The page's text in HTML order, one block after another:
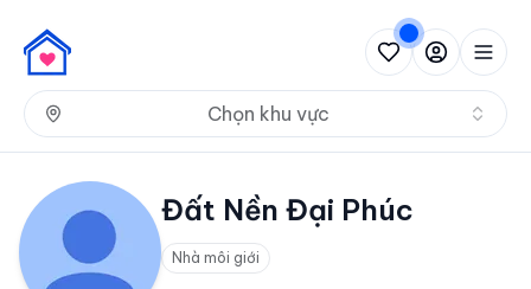
Chọn khu vực
Đất Nền Đại Phúc
Nhà môi giới